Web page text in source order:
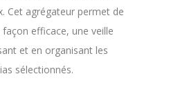
Cet agrégateur permet de
efficace, une veille
et en organisant les
sélectionnés.